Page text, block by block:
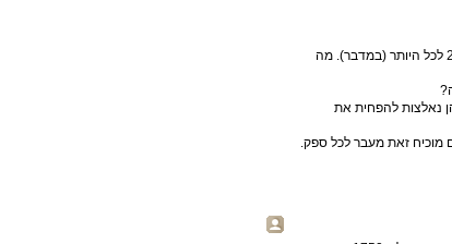
אתה נוקב באחוזי התפוקה של תחנות כח סולאריות בשיעור נמוך של 20% לכל היותר (במדבר). מה
נאלצות להפחית את
מוכיח זאת מעבר לכל ספק.